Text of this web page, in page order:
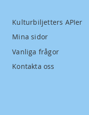
Kulturbiljetters APIer
Mina sidor
Vanliga frågor
Kontakta oss